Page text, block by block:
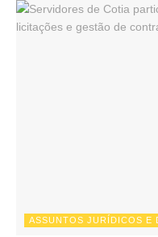
ASSUNTOS JURÍDICOS E